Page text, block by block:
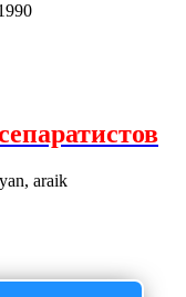
araik